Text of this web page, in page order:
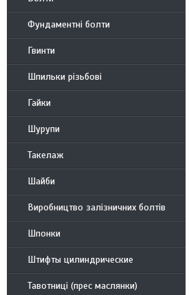
Фундаментні болти
Гвинти
Шпильки різьбові
Гайки
Шурупи
Такелаж
Шайби
Виробництво залізничних болтів
Шпонки
Штифты цилиндрические
Тавотниці (прес маслянки)